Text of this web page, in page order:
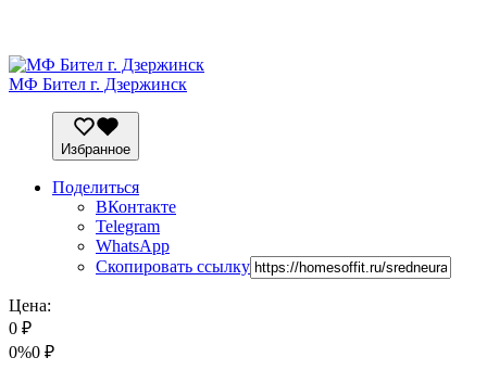
МФ Бител г. Дзержинск
Избранное
Поделиться
ВКонтакте
Telegram
WhatsApp
Скопировать ссылку
Цена:
0 ₽
0%0 ₽